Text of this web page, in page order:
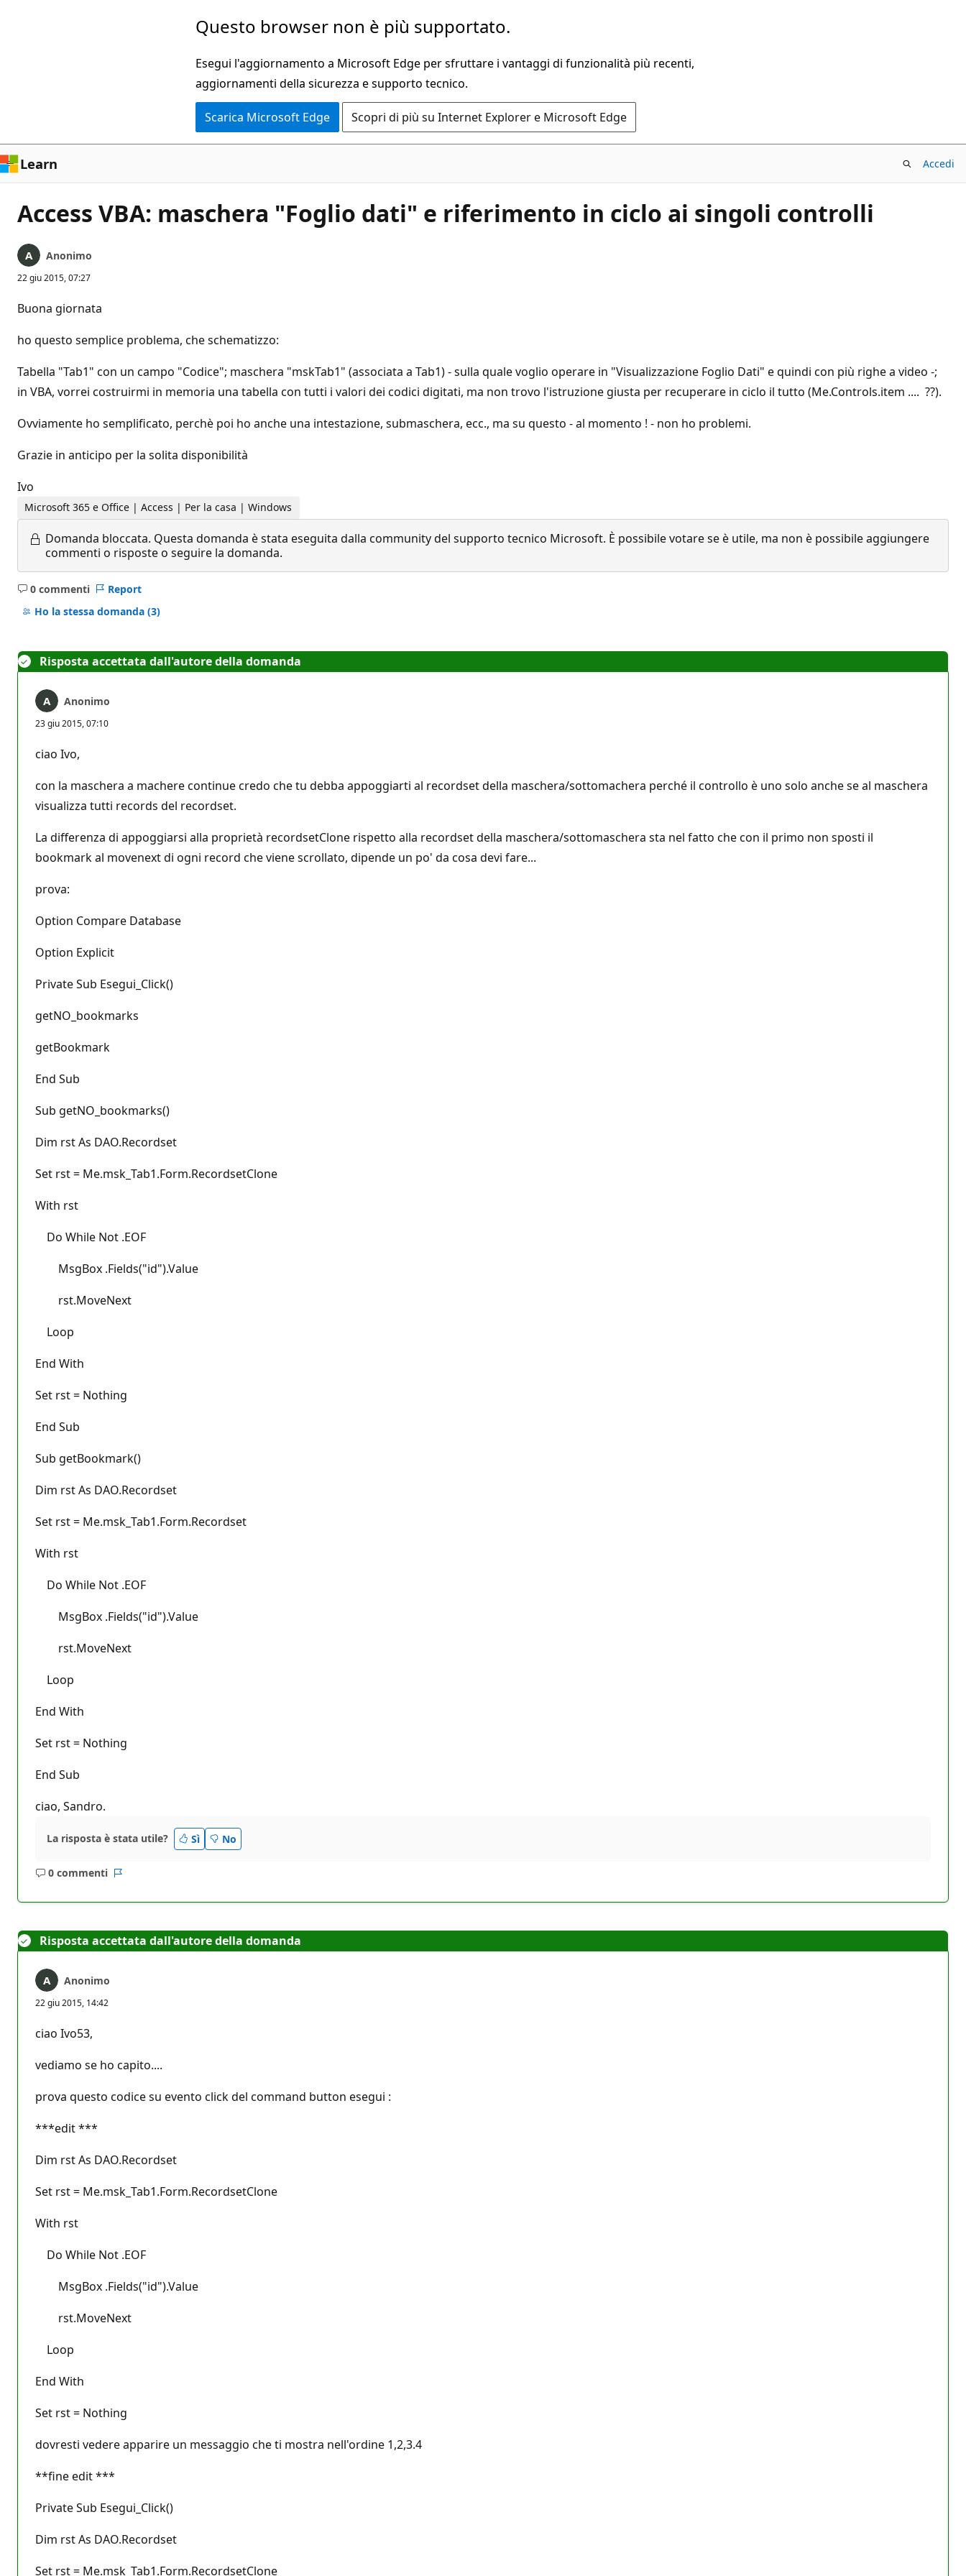
Questo browser non è più supportato.
Esegui l'aggiornamento a Microsoft Edge per sfruttare i vantaggi di funzionalità più recenti,
aggiornamenti della sicurezza e supporto tecnico.
Scarica Microsoft Edge Scopri di più su Internet Explorer e Microsoft Edge
Learn Accedi
Access VBA: maschera "Foglio dati" e riferimento in ciclo ai singoli controlli
Anonimo
22 giu 2015, 07:27
Buona giornata
ho questo semplice problema, che schematizzo:
Tabella "Tab1" con un campo "Codice"; maschera "mskTab1" (associata a Tab1) - sulla quale voglio operare in "Visualizzazione Foglio Dati" e quindi con più righe a video -;
in VBA, vorrei costruirmi in memoria una tabella con tutti i valori dei codici digitati, ma non trovo l'istruzione giusta per recuperare in ciclo il tutto (Me.Controls.item .... ??).
Ovviamente ho semplificato, perchè poi ho anche una intestazione, submaschera, ecc., ma su questo - al momento ! - non ho problemi.
Grazie in anticipo per la solita disponibilità
Ivo
Microsoft 365 e Office | Access | Per la casa | Windows
Domanda bloccata. Questa domanda è stata eseguita dalla community del supporto tecnico Microsoft. È possibile votare se è utile, ma non è possibile aggiungere
commenti o risposte o seguire la domanda.
0 commenti
Nessun
commento
Report
Ho la stessa domanda (3)
Risposta accettata dall'autore della domanda
Anonimo
23 giu 2015, 07:10
ciao Ivo,
con la maschera a machere continue credo che tu debba appoggiarti al recordset della maschera/sottomachera perché il controllo è uno solo anche se al maschera
visualizza tutti records del recordset.
La differenza di appoggiarsi alla proprietà recordsetClone rispetto alla recordset della maschera/sottomaschera sta nel fatto che con il primo non sposti il
bookmark al movenext di ogni record che viene scrollato, dipende un po' da cosa devi fare...
prova:
Option Compare Database
Option Explicit
Private Sub Esegui_Click()
getNO_bookmarks
getBookmark
End Sub
Sub getNO_bookmarks()
Dim rst As DAO.Recordset
Set rst = Me.msk_Tab1.Form.RecordsetClone
With rst
Do While Not .EOF
MsgBox .Fields("id").Value
rst.MoveNext
Loop
End With
Set rst = Nothing
End Sub
Sub getBookmark()
Dim rst As DAO.Recordset
Set rst = Me.msk_Tab1.Form.Recordset
With rst
Do While Not .EOF
MsgBox .Fields("id").Value
rst.MoveNext
Loop
End With
Set rst = Nothing
End Sub
ciao, Sandro.
La risposta è stata utile? Sì No
0 commenti
Nessun
Risposta accettata dall'autore della domanda
Anonimo
22 giu 2015, 14:42
ciao Ivo53,
vediamo se ho capito....
prova questo codice su evento click del command button esegui :
***edit ***
Dim rst As DAO.Recordset
Set rst = Me.msk_Tab1.Form.RecordsetClone
With rst
Do While Not .EOF
MsgBox .Fields("id").Value
rst.MoveNext
Loop
End With
Set rst = Nothing
dovresti vedere apparire un messaggio che ti mostra nell'ordine 1,2,3.4
**fine edit ***
Private Sub Esegui_Click()
Dim rst As DAO.Recordset
Set rst = Me.msk_Tab1.Form.RecordsetClone